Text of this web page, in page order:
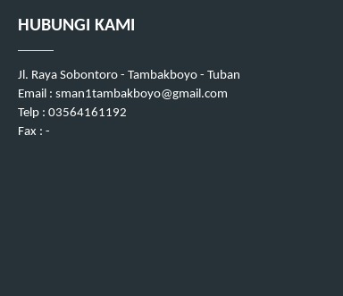
HUBUNGI KAMI
Jl. Raya Sobontoro - Tambakboyo - Tuban
Email : sman1tambakboyo@gmail.com
Telp : 03564161192
Fax : -